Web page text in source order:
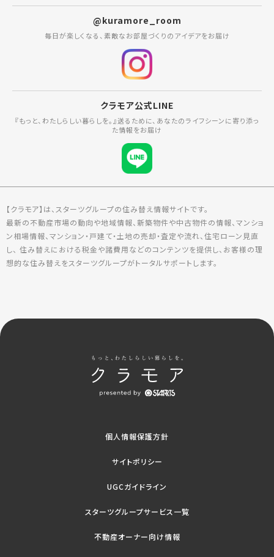
@kuramore_room
毎日が楽しくなる、素敵なお部屋づくりのアイデアをお届け
クラモア公式LINE
『もっと、わたしらしい暮らしを。』送るために、あなたのライフシーンに寄り添っ
た情報をお届け
【クラモア】は、スターツグループの住み替え情報サイトです。
最新の不動産市場の動向や地域情報、新築物件や中古物件の情報、マンショ
ン相場情報、マンション・戸建て・土地の売却・査定や流れ、住宅ローン見直
し、 住み替えにおける税金や諸費用などのコンテンツを提供し、お客様の理
想的な住み替えをスターツグループがトータルサポートします。
個人情報保護方針
サイトポリシー
UGCガイドライン
スターツグループサービス一覧
不動産オーナー向け情報